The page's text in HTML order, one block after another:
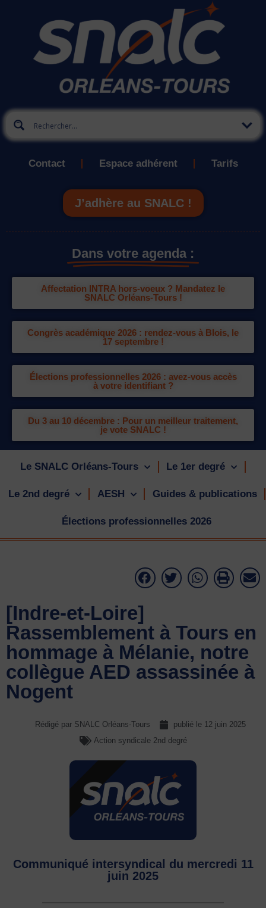
Contact Espace adhérent Tarifs
J’adhère au SNALC !
Dans votre agenda :
Affectation INTRA hors-voeux ? Mandatez le
SNALC Orléans-Tours !
Congrès académique 2026 : rendez-vous à Blois, le
17 septembre !
Élections professionnelles 2026 : avez-vous accès
à votre identifiant ?
Du 3 au 10 décembre : Pour un meilleur traitement,
je vote SNALC !
Le SNALC Orléans-Tours Le 1er degré
Le 2nd degré AESH Guides & publications
Élections professionnelles 2026
[Indre-et-Loire]
Rassemblement à Tours en
hommage à Mélanie, notre
collègue AED assassinée à
Nogent
Rédigé par SNALC Orléans-Tours publié le 12 juin 2025
Action syndicale 2nd degré
Communiqué intersyndical du mercredi 11
juin 2025